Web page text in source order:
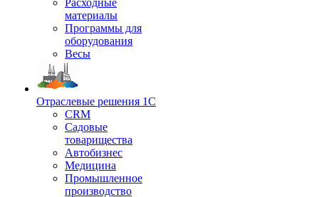
Расходные
материалы
Программы для
оборудования
Весы
Отраслевые решения 1С
CRM
Садовые
товарищества
Автобизнес
Медицина
Промышленное
производство